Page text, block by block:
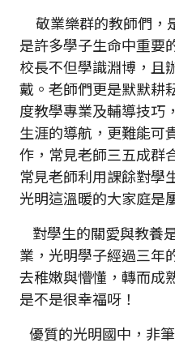
敬業樂群的教師們，
是許多學子生命中重要
校長不但學識淵博，且
戴。老師們更是默默耕
度教學專業及輔導技巧
生涯的導航，更難能可
作，常見老師三五成群
常見老師利用課餘對學
光明這溫暖的大家庭是
對學生的關愛與教養
業，光明學子經過三年
去稚嫩與懵懂，轉而成
是不是很幸福呀！
優質的光明國中，非